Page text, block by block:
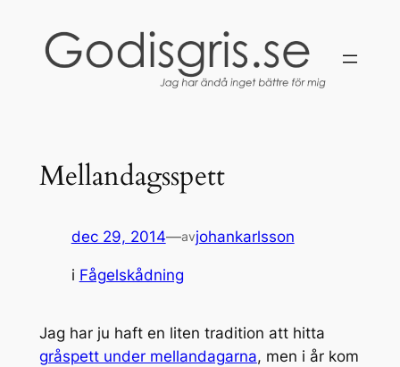
innehåll
Mellandagsspett
dec 29, 2014—avjohankarlsson
i Fågelskådning
Jag har ju haft en liten tradition att hitta
gråspett under mellandagarna, men i år kom